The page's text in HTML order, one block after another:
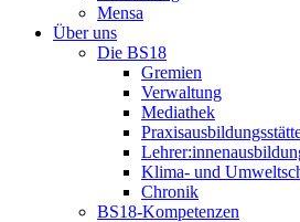
Mensa
Über uns
Die BS18
Gremien
Verwaltung
Mediathek
Klima- und
Chronik
BS18-Kompetenzen